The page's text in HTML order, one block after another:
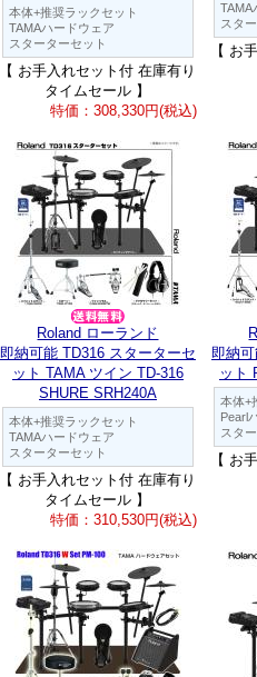
本体+推奨ラックセット
TAMAハードウェア
スターターセット
【 お手入れセット付 在庫有り
タイムセール 】
特価：308,330円(税込)
TAMA
スタ
【 お
Roland ローランド
即納可能 TD316 スターターセ
ット TAMA ツイン TD-316
SHURE SRH240A
本体+推奨ラックセット
TAMAハードウェア
スターターセット
【 お手入れセット付 在庫有り
タイムセール 】
特価：310,530円(税込)
即納
ット
本体+
Pearl
スタ
【 お